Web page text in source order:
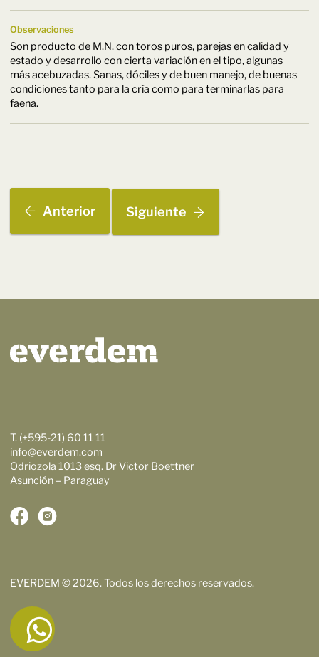
Observaciones
Son producto de M.N. con toros puros, parejas en calidad y
estado y desarrollo con cierta variación en el tipo, algunas
más acebuzadas. Sanas, dóciles y de buen manejo, de buenas
condiciones tanto para la cría como para terminarlas para
faena.
Anterior Siguiente
T. (+595-21) 60 11 11
info@everdem.com
Odriozola 1013 esq. Dr Victor Boettner
Asunción – Paraguay
EVERDEM © 2026. Todos los derechos reservados.